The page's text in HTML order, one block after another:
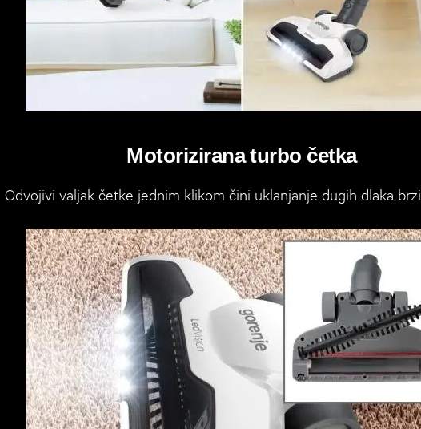
Motorizirana turbo četka
Odvojivi valjak četke jednim klikom čini uklanjanje dugih dlaka